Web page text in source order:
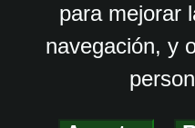
para mejorar
navegación, y